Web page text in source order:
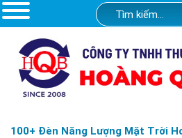
100+ Đèn Năng Lượng Mặt Trời